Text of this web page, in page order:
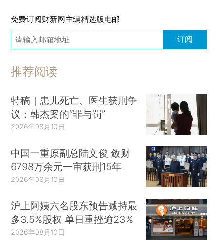
免费订阅财新网主编精选版电邮
订阅
推荐阅读
特稿｜患儿死亡、医生获刑争
议：韩杰案的“罪与罚”
2026年08月10日
中国一重原副总陆文俊 敛财
6798万余元一审获刑15年
2026年08月10日
沪上阿姨六名股东预告减持最
多3.5%股权 单日重挫逾23%
2026年08月10日